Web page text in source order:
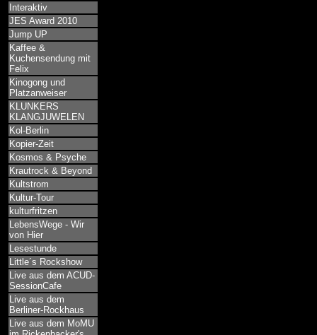
Interaktiv
JES Award 2010
Jump UP
Kaffee &
Kuchensendung mit
Felix
Kinogong und
Platzanweiser
KLUNKERS
KLANGJUWELEN
Kol-Berlin
Kopier-Zeit
Kosmos & Psyche
Krautrock & Beyond
Kultstrom
Kultur-Tour
kulturfritzen
LebensWege - Wir
von Hier
Lesestunde
Little´s Rockshow
Live aus dem ACUD-
SessionCafe
Live aus dem
Berliner-Rockhaus
Live aus dem MoMU